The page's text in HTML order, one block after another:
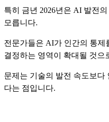
특히 금년 2026년은 AI 발전
모릅니다.
전문가들은 AI가 인간의 통제
결정하는 영역이 확대될 것으
문제는 기술의 발전 속도보다
다는 점입니다.